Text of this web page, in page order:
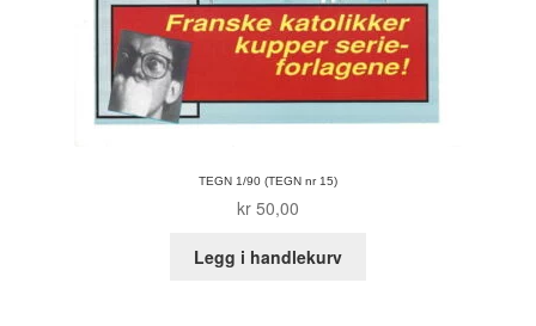
TEGN 1/90 (TEGN nr 15)
kr 50,00
Legg i handlekurv